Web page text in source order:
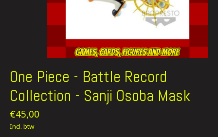
One Piece - Battle Record
Collection - Sanji Osoba Mask
€45,00
Incl. btw